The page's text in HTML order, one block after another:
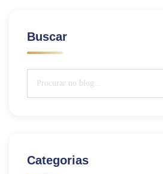
Buscar
Categorias